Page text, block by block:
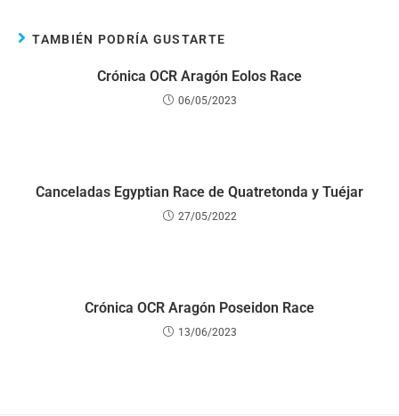
TAMBIÉN PODRÍA GUSTARTE
Crónica OCR Aragón Eolos Race
06/05/2023
Canceladas Egyptian Race de Quatretonda y Tuéjar
27/05/2022
Crónica OCR Aragón Poseidon Race
13/06/2023